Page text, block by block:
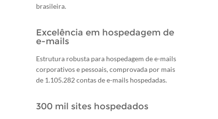
brasileira.
Excelência em hospedagem de
e-mails
Estrutura robusta para hospedagem de e-mails
corporativos e pessoais, comprovada por mais
de 1.105.282 contas de e-mails hospedadas.
300 mil sites hospedados